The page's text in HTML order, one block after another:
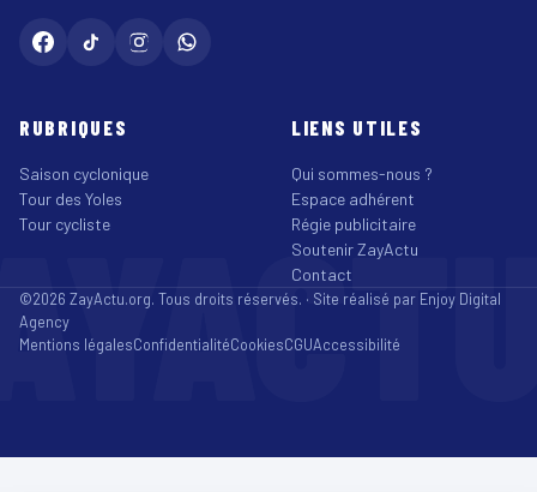
RUBRIQUES
Saison cyclonique
Tour des Yoles
Tour cycliste
LIENS UTILES
Qui sommes-nous ?
Espace adhérent
Régie publicitaire
Soutenir ZayActu
Contact
©2026 ZayActu.org. Tous droits réservés. · Site réalisé par Enjoy Digital
Agency
Mentions légalesConfidentialitéCookiesCGUAccessibilité